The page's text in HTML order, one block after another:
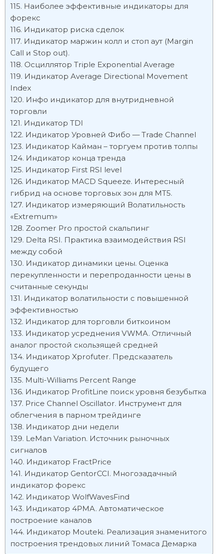
Наиболее эффективные индикаторы для
форекс
Индикатор риска сделок
Индикатор маржин колл и стоп аут (Margin
Call и Stop out).
Осциллятор Triple Exponential Average
Индикатор Average Directional Movement
Index
Инфо индикатор для внутридневной
торговли
Индикатор TDI
Индикатор Уровней Фибо — Trade Channel
Индикатор Кайман – торгуем против толпы
Индикатор конца тренда
Индикатор First RSI level
Индикатор MACD Squeeze. Интересный
гибрид на основе торговых зон для МТ5.
Индикатор измеряющий Волатильность
«Extremum»
Zoomer Pro простой скальпинг
Delta RSI. Практика взаимодействия RSI
между собой
Индикатор динамики цены. Оценка
перекупленности и перепроданности цены в
считанные секунды
Индикатор волатильности с повышенной
эффективностью
Индикатор для торговли биткоином
Индикатор усреднения VWMA. Отличный
аналог простой скользящей средней
Индикатор Xprofuter. Предсказатель
будущего
Multi-Williams Percent Range
Индикатор ProfitLine поиск уровня безубытка
Price Channel Oscillator. Инструмент для
облегчения в парном трейдинге
Индикатор дни недели
LeMan Variation. Источник рыночных
сигналов
Индикатор FractPrice
Индикатор GentorCCI. Многозадачный
индикатор форекс
Индикатор WolfWavesFind
Индикатор 4PMA. Автоматическое
построение каналов
Индикатор Mouteki. Реализация знаменитого
построения трендовых линий Томаса Демарка